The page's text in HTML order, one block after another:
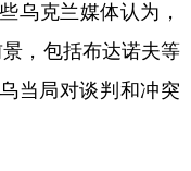
海 宁夏
乌克兰媒体认为，
景，包括布达诺夫等
当局对谈判和冲突